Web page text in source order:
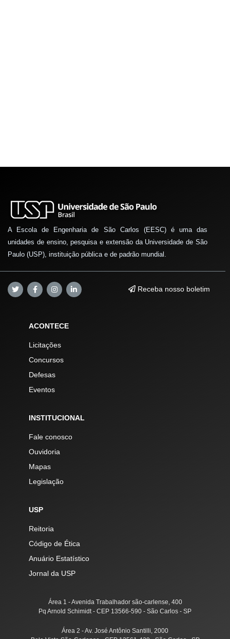
A Escola de Engenharia de São Carlos (EESC) é uma das
unidades de ensino, pesquisa e extensão da Universidade de São
Paulo (USP), instituição pública e de padrão mundial.
Receba nosso boletim
ACONTECE
Licitações
Concursos
Defesas
Eventos
INSTITUCIONAL
Fale conosco
Ouvidoria
Mapas
Legislação
USP
Reitoria
Código de Ética
Anuário Estatístico
Jornal da USP
Área 1 - Avenida Trabalhador são-carlense, 400
Pq Arnold Schimidt - CEP 13566-590 - São Carlos - SP
Área 2 - Av. José Antônio Santilli, 2000